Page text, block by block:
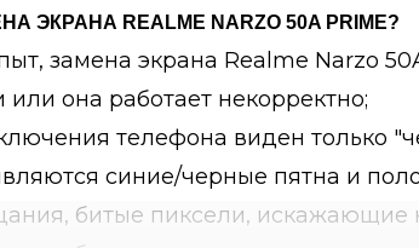
ЭКРАНА REALME NARZO 50A PRIME?
замена экрана Realme Narzo
или она работает некорректно;
телефона виден только
синие/черные пятна и
битые пиксели, искажающие